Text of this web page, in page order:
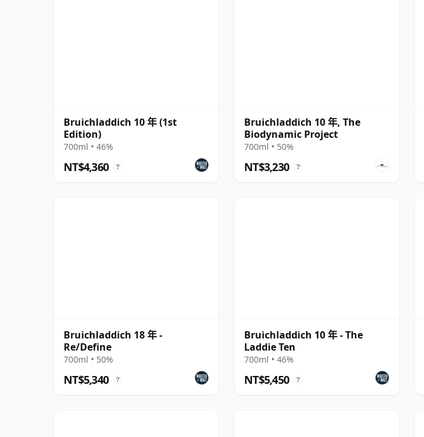
Bruichladdich 10 年 (1st
Edition)
700ml • 46%
NT$4,360 ?
Bruichladdich 10 年, The
Biodynamic Project
700ml • 50%
NT$3,230 ?
Bruichladdich 18 年 -
Re/Define
700ml • 50%
NT$5,340 ?
Bruichladdich 10 年 - The
Laddie Ten
700ml • 46%
NT$5,450 ?